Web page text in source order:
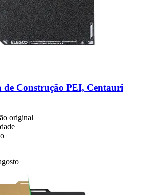
de Construção PEI, Centauri
original